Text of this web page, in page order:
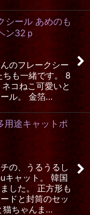
シール あめのも
ン32ｐ
のフレークシー
ちも一緒です。 8
コねこ可愛いと
ル。 金箔…
途キャットポ
の、うるうるし
キャット。 韓国
した。 正方形も
ドと封筒のセッ
猫ちゃんま…